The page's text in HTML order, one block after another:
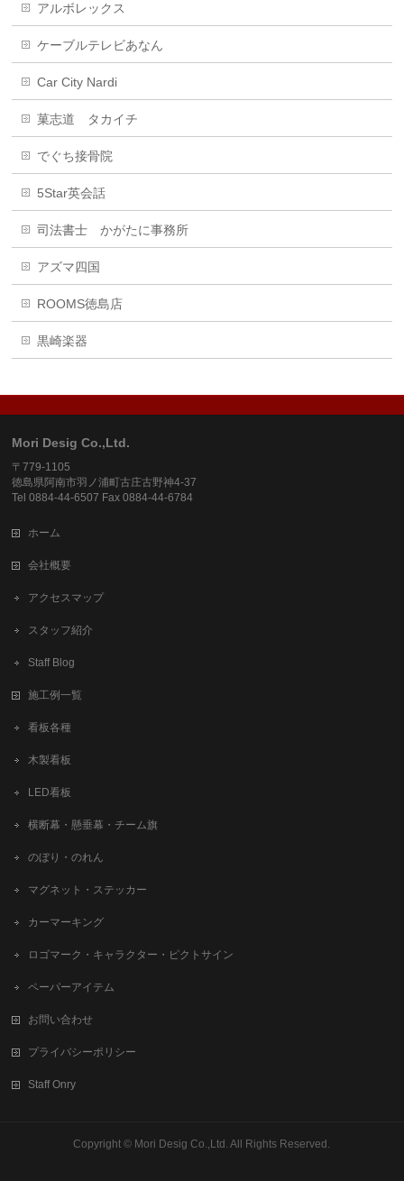
アルボレックス
ケーブルテレビあなん
Car City Nardi
菓志道 タカイチ
でぐち接骨院
5Star英会話
司法書士 かがたに事務所
アズマ四国
ROOMS徳島店
黒崎楽器
Mori Desig Co.,Ltd.
〒779-1105
徳島県阿南市羽ノ浦町古庄古野神4-37
Tel 0884-44-6507 Fax 0884-44-6784
ホーム
会社概要
アクセスマップ
スタッフ紹介
Staff Blog
施工例一覧
看板各種
木製看板
LED看板
横断幕・懸垂幕・チーム旗
のぼり・のれん
マグネット・ステッカー
カーマーキング
ロゴマーク・キャラクター・ピクトサイン
ペーパーアイテム
お問い合わせ
プライバシーポリシー
Staff Onry
Copyright © Mori Desig Co.,Ltd. All Rights Reserved.